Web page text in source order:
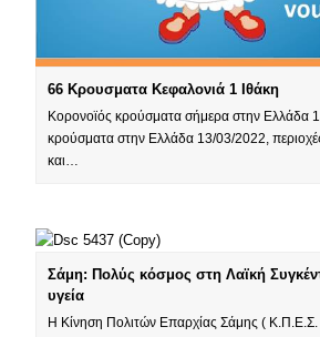
66 Κρουσματα Κεφαλονιά 1 Ιθάκη
Κορονοϊός κρούσματα σήμερα στην Ελλάδα
κρούσματα στην Ελλάδα 13/03/2022,
και…
Σάμη: Πολύς κόσμος στη Λαϊκή
υγεία
Η Κίνηση Πολιτών Επαρχίας Σάμης (